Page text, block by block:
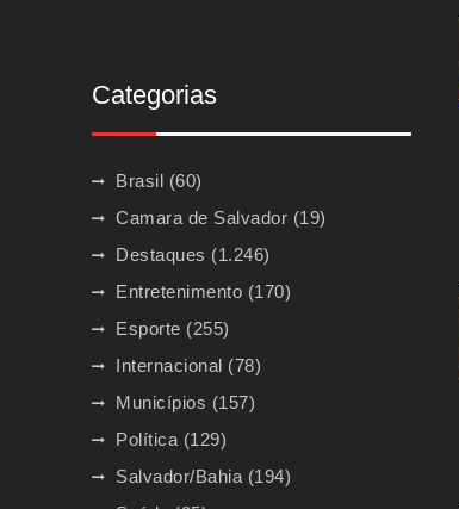
Categorias
Brasil (60)
Camara de Salvador (19)
Destaques (1.246)
Entretenimento (170)
Esporte (255)
Internacional (78)
Municípios (157)
Política (129)
Salvador/Bahia (194)